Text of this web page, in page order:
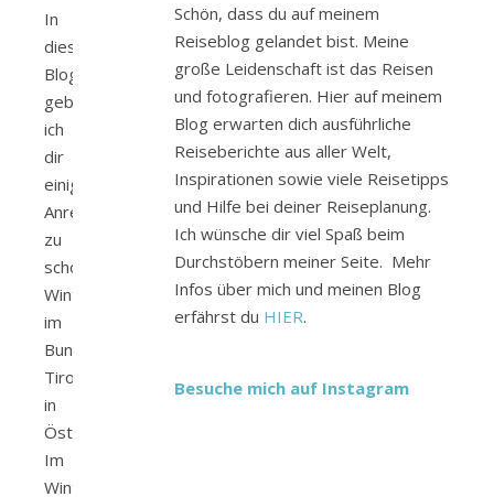
In
diesem
Blogbeitrag
gebe
ich
dir
einige
Anregungen
zu
schönen
Winterwanderungen
im
Bundesland
Tirol
in
Österreich.
Im
Winter
Schön, dass du auf meinem
Reiseblog gelandet bist. Meine
große Leidenschaft ist das Reisen
und fotografieren. Hier auf meinem
Blog erwarten dich ausführliche
Reiseberichte aus aller Welt,
Inspirationen sowie viele Reisetipps
und Hilfe bei deiner Reiseplanung.
Ich wünsche dir viel Spaß beim
Durchstöbern meiner Seite. Mehr
Infos über mich und meinen Blog
erfährst du HIER.
Besuche mich auf Instagram